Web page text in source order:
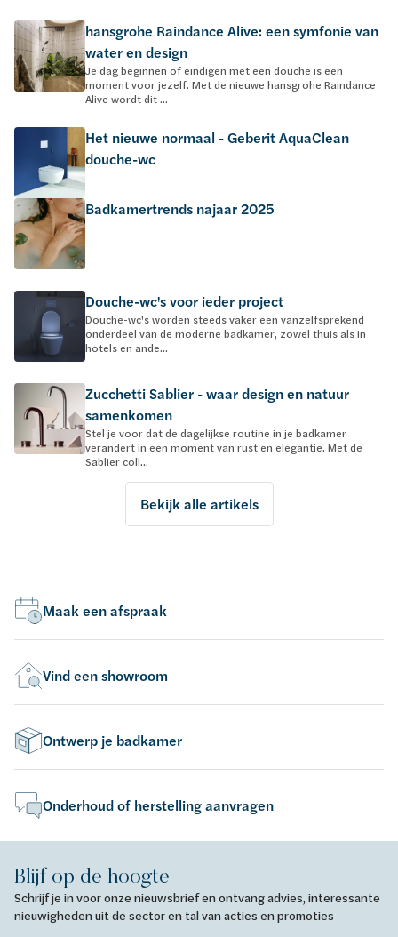
hansgrohe Raindance Alive: een symfonie van
water en design
Je dag beginnen of eindigen met een douche is een
moment voor jezelf. Met de nieuwe hansgrohe Raindance
Alive wordt dit ...
Het nieuwe normaal - Geberit AquaClean
douche-wc
Badkamertrends najaar 2025
Douche-wc's voor ieder project
Douche-wc's worden steeds vaker een vanzelfsprekend
onderdeel van de moderne badkamer, zowel thuis als in
hotels en ande...
Zucchetti Sablier - waar design en natuur
samenkomen
Stel je voor dat de dagelijkse routine in je badkamer
verandert in een moment van rust en elegantie. Met de
Sablier coll...
Bekijk alle artikels
Maak een afspraak
Vind een showroom
Ontwerp je badkamer
Onderhoud of herstelling aanvragen
Blijf op de hoogte
Schrijf je in voor onze nieuwsbrief en ontvang advies, interessante
nieuwigheden uit de sector en tal van acties en promoties